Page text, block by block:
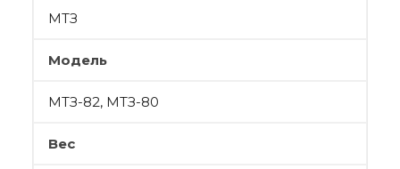
МТЗ
Модель
МТЗ-82, МТЗ-80
Вес